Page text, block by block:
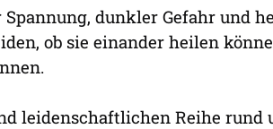
dunkler Gefahr und
ob sie einander heilen
leidenschaftlichen Reihe rund